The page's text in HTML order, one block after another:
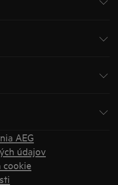
AEG
údajov
cookie